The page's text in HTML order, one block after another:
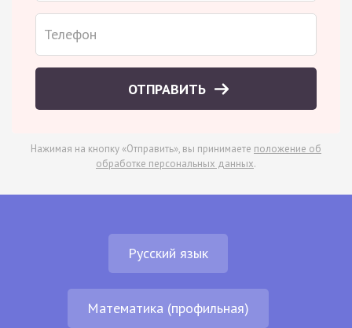
ОТПРАВИТЬ
Нажимая на кнопку «Отправить», вы принимаете положение об
обработке персональных данных.
Русский язык
Математика (профильная)